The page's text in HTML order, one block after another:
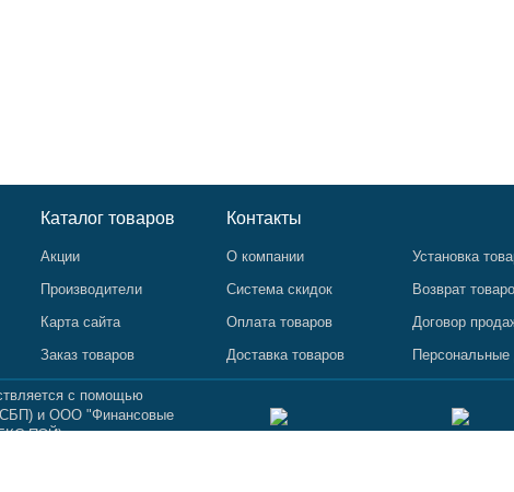
Каталог товаров Контакты
Акции О компании
Установка
Производители
Система скидок
Возврат
Карта сайта
Оплата товаров
Договор
Заказ товаров
Доставка товаров
с помощью
и ООО "Финансовые
ПЭЙ).